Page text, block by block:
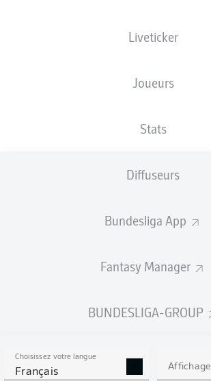
Liveticker
Joueurs
Stats
Diffuseurs
Bundesliga App
Fantasy Manager
BUNDESLIGA-GROUP
Choisissez votre langue
Français Affichage
0